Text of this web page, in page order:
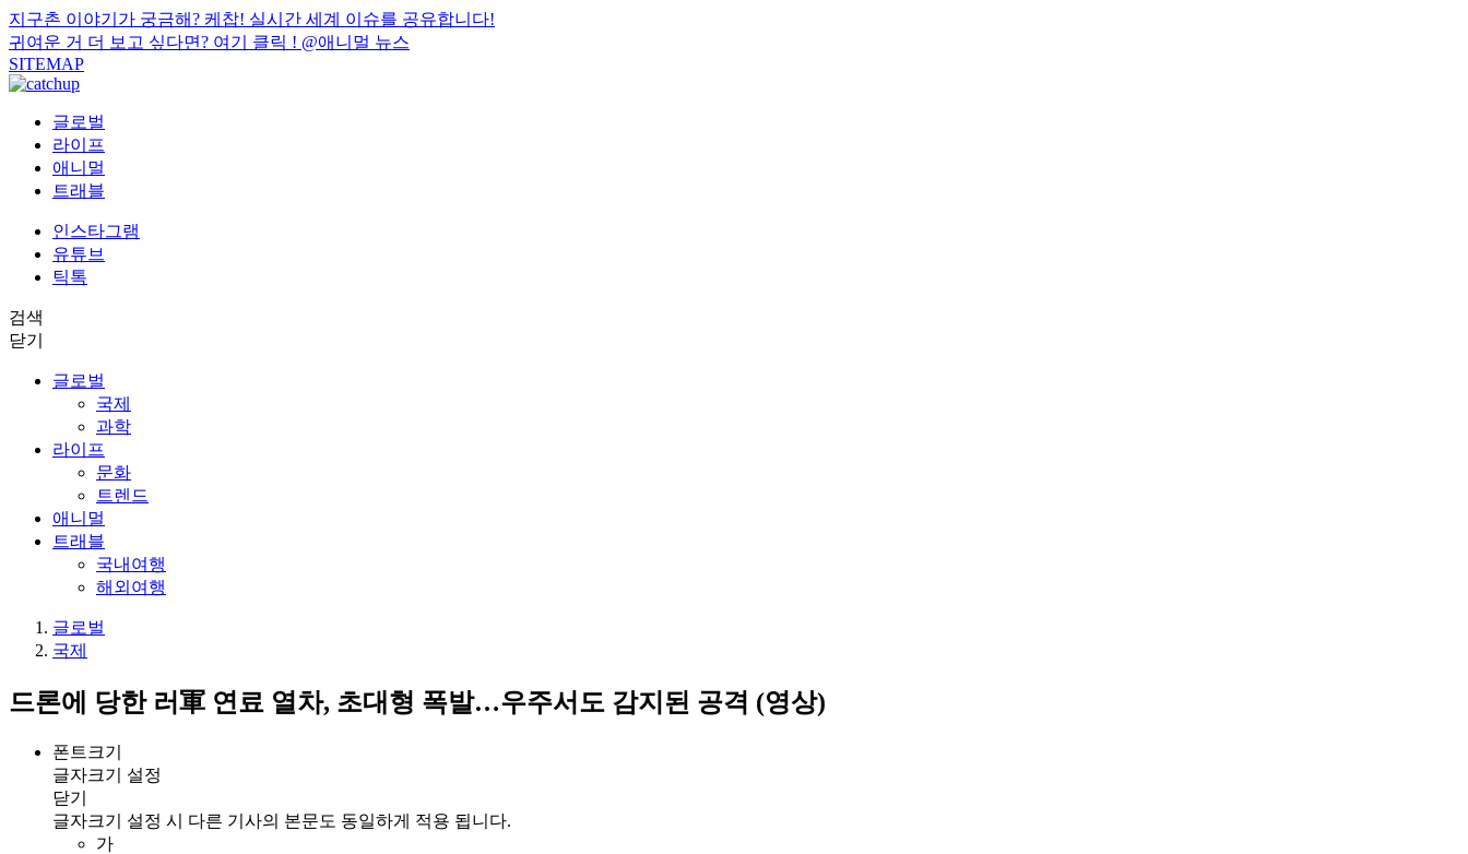
지구촌 이야기가 궁금해? 케찹! 실시간 세계 이슈를 공유합니다!
귀여운 거 더 보고 싶다면? 여기 클릭 ! @애니멀 뉴스
SITEMAP
글로벌
라이프
애니멀
트래블
인스타그램
유튜브
틱톡
검색
닫기
글로벌
국제
과학
라이프
문화
트렌드
애니멀
트래블
국내여행
해외여행
글로벌
국제
드론에 당한 러軍 연료 열차, 초대형 폭발…우주서도 감지된 공격 (영상)
폰트크기
글자크기 설정
닫기
글자크기 설정 시 다른 기사의 본문도 동일하게 적용 됩니다.
가